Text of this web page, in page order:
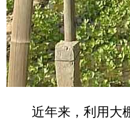
近年来，利用大棚